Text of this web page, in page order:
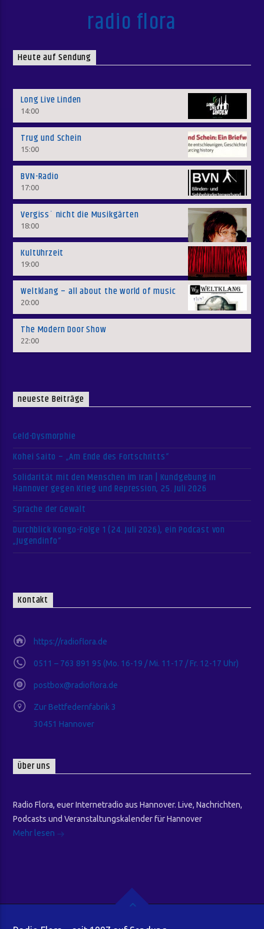
radio flora
Heute auf Sendung
Long Live Linden
14:00
Trug und Schein
15:00
BVN-Radio
17:00
Vergiss´ nicht die Musikgärten
18:00
KultUhrzeit
19:00
Weltklang – all about the world of music
20:00
The Modern Door Show
22:00
neueste Beiträge
Geld-Dysmorphie
Kohei Saito – „Am Ende des Fortschritts“
Solidarität mit den Menschen im Iran | Kundgebung in
Hannover gegen Krieg und Repression, 25. Juli 2026
Sprache der Gewalt
Durchblick Kongo-Folge 1 (24. Juli 2026), ein Podcast von
„Jugendinfo“
Kontakt
https://radioflora.de
0511 – 763 891 95 (Mo. 16-19 / Mi. 11-17 / Fr. 12-17 Uhr)
postbox@radioflora.de
Zur Bettfedernfabrik 3
30451 Hannover
Über uns
Radio Flora, euer Internetradio aus Hannover. Live, Nachrichten,
Podcasts und Veranstaltungskalender für Hannover
Mehr lesen